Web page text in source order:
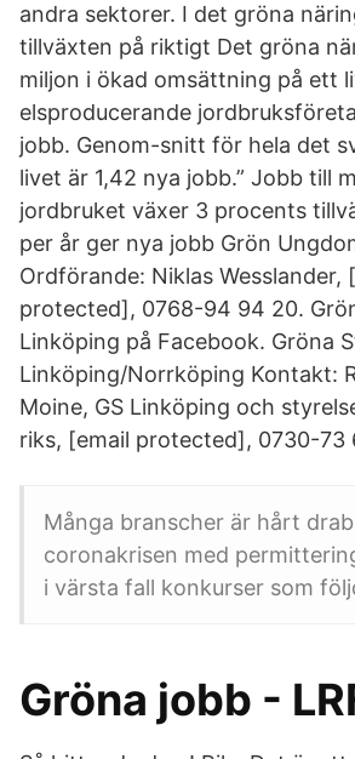
andra sektorer. I det gröna
tillväxten på riktigt Det gröna
miljon i ökad omsättning på ett
elsproducerande
jobb. Genom-snitt för hela det
livet är 1,42 nya jobb.” Jobb till
jordbruket växer 3 procents
per år ger nya jobb Grön
Ordförande: Niklas Wesslander,
protected], 0768-94 94 20.
Linköping på Facebook. Gröna
Linköping/Norrköping Kontakt:
Moine, GS Linköping och
riks, [email protected], 0730-73
Många branscher är hårt
coronakrisen med
i värsta fall konkurser som
Gröna jobb -